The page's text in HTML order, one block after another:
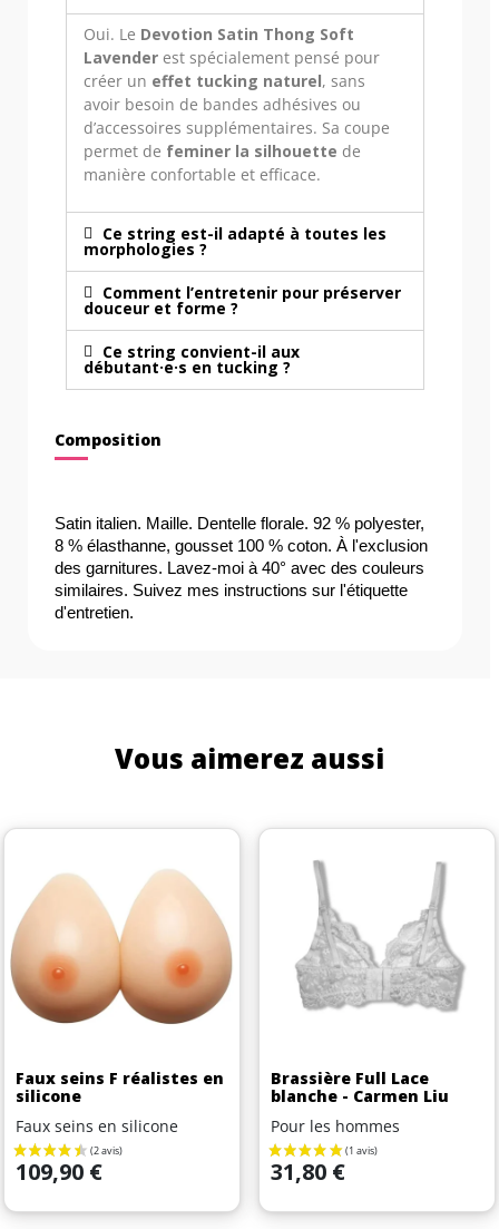
Oui. Le Devotion Satin Thong Soft
Lavender est spécialement pensé pour
créer un effet tucking naturel, sans
avoir besoin de bandes adhésives ou
d’accessoires supplémentaires. Sa coupe
permet de feminer la silhouette de
manière confortable et efficace.
Ce string est-il adapté à toutes les
morphologies ?
Comment l’entretenir pour préserver
douceur et forme ?
Ce string convient-il aux
débutant·e·s en tucking ?
Composition
Satin italien. Maille. Dentelle florale. 92 % polyester,
8 % élasthanne, gousset 100 % coton. À l'exclusion
des garnitures. Lavez-moi à 40° avec des couleurs
similaires. Suivez mes instructions sur l'étiquette
d'entretien.
Vous aimerez aussi
Faux seins F réalistes en
silicone
Faux seins en silicone
Prix
109,90 €
Brassière Full Lace
blanche - Carmen Liu
Pour les hommes
Prix
31,80 €